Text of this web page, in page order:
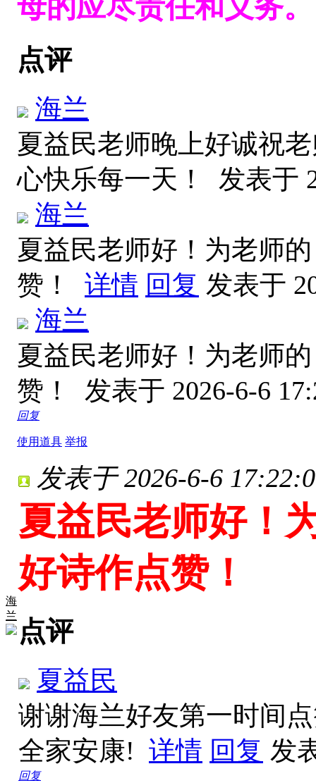
点评
海兰
夏益民老师晚上好诚祝
心快乐每一天！ 发表于
海兰
夏益民老师好！为老师
赞！ 详情 回复 发表于
海兰
夏益民老师好！为老师
赞！ 发表于 2026-6-6
回复
使用道具 举报
海
兰
发表于 2026-6-6
夏益民老师好！
好诗作点赞！
点评
夏益民
谢谢海兰好友第一时间
全家安康! 详情 回复 发
回复